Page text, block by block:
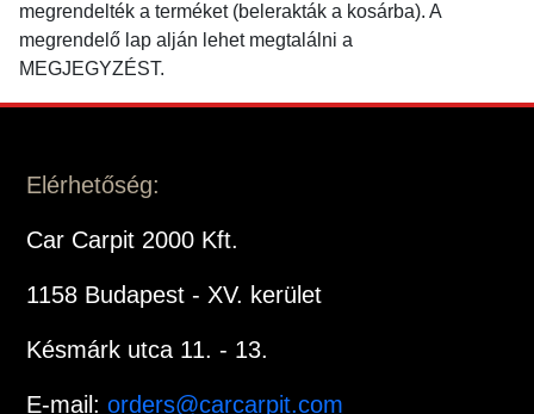
megrendelték a terméket (belerakták a kosárba). A
megrendelő lap alján lehet megtalálni a
MEGJEGYZÉST.
Elérhetőség:
Car Carpit 2000 Kft.
1158 Budapest - XV. kerület
Késmárk utca 11. - 13.
E-mail:orders@carcarpit.com